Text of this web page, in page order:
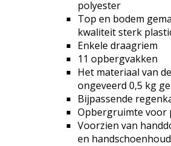
polyester
Top en bodem
kwaliteit sterk
Enkele draagriem
11 opbergvakken
Het materiaal van
ongeveerd 0,5 kg
Bijpassende
Opbergruimte voor
Voorzien van
en